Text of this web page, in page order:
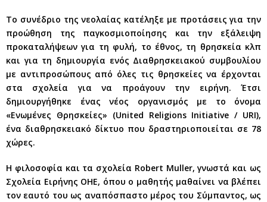
Το συνέδριο της νεολαίας κατέληξε με προτάσεις για την
προώθηση της παγκοσμιοποίησης και την εξάλειψη
προκαταλήψεων για τη φυλή, το έθνος, τη θρησκεία κλπ
και για τη δημιουργία ενός Διαθρησκειακού συμβουλίου
με αντιπροσώπους από όλες τις θρησκείες να έρχονται
στα σχολεία για να προάγουν την ειρήνη. Έτσι
δημιουργήθηκε ένας νέος οργανισμός με το όνομα
«Ενωμένες Θρησκείες» (United Religions Initiative / URI),
ένα διαθρησκειακό δίκτυο που δραστηριοποιείται σε 78
χώρες.
Η φιλοσοφία και τα σχολεία Robert Muller, γνωστά και ως
Σχολεία Ειρήνης ΟΗΕ, όπου ο μαθητής μαθαίνει να βλέπει
τον εαυτό του ως αναπόσπαστο μέρος του Σύμπαντος, ως